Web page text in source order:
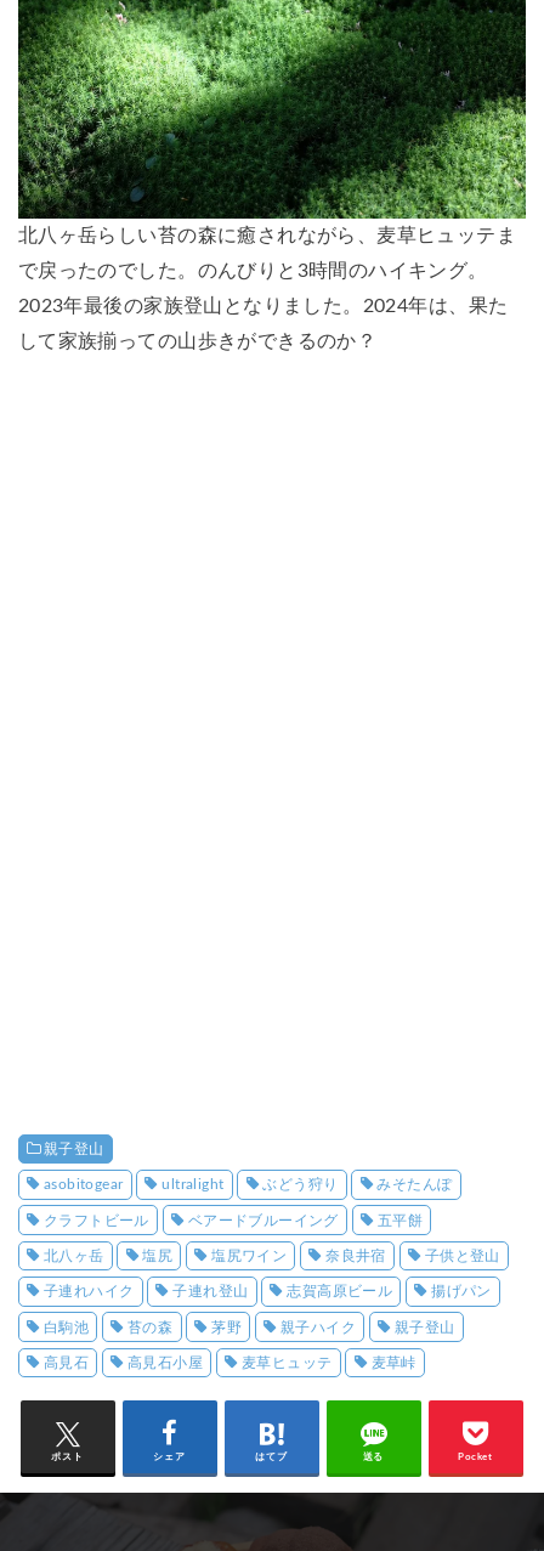
北八ヶ岳らしい苔の森に癒されながら、麦草ヒュッテま
で戻ったのでした。のんびりと3時間のハイキング。
2023年最後の家族登山となりました。2024年は、果た
して家族揃っての山歩きができるのか？
親子登山
asobitogear ultralight ぶどう狩り みそたんぽ
クラフトビール ベアードブルーイング 五平餅
北八ヶ岳 塩尻 塩尻ワイン 奈良井宿 子供と登山
子連れハイク 子連れ登山 志賀高原ビール 揚げパン
白駒池 苔の森 茅野 親子ハイク 親子登山
高見石 高見石小屋 麦草ヒュッテ 麦草峠
ポスト シェア はてブ 送る Pocket